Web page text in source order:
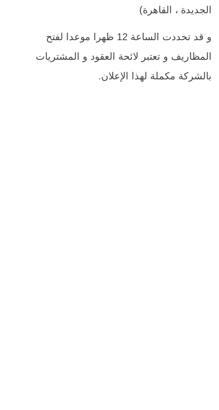
الجديدة ، القاهرة)
و قد تحددت الساعة 12 ظهرا موعدا لفتح
المظاريف و تعتبر لائحة العقود و المشتريات
بالشركة مكملة لهذا الإعلان.